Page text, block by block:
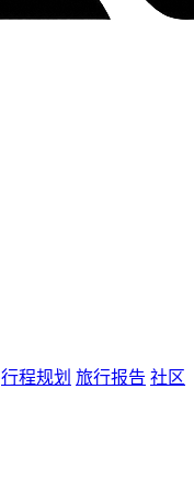
行程规划 旅行报告 社区